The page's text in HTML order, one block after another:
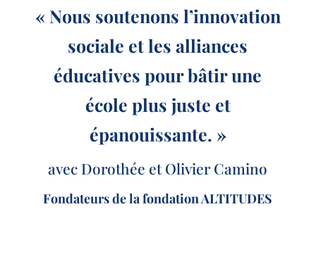
« Nous soutenons l’innovation
sociale et les alliances
éducatives pour bâtir une
école plus juste et
épanouissante. »
avec Dorothée et Olivier Camino
Fondateurs de la fondation ALTITUDES